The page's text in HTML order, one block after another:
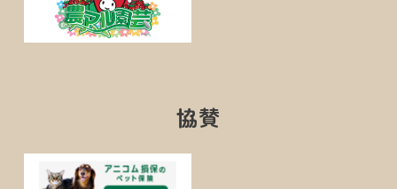
協賛